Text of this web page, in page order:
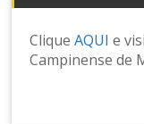
CliqueAQUI e
Campinense de